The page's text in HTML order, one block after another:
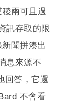
兩可且過
訊存取的限
聞拼湊出
息來源不
回答，它還
不會看